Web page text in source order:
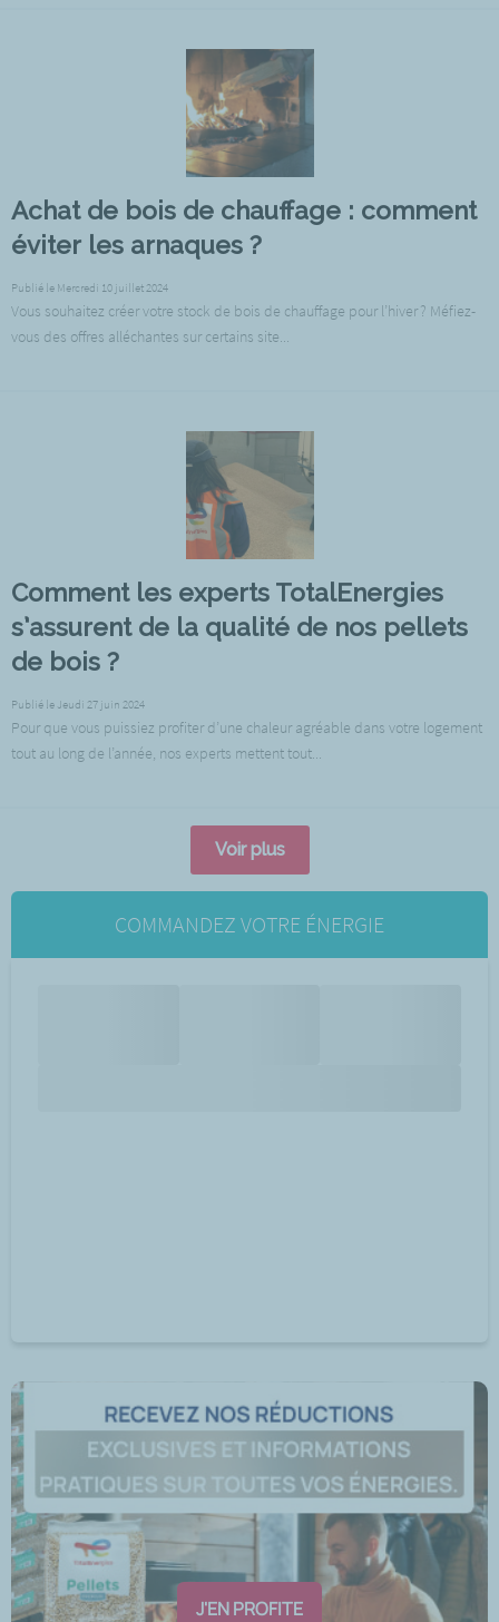
Achat de bois de chauffage : comment
éviter les arnaques ?
Publié le Mercredi 10 juillet 2024
Vous souhaitez créer votre stock de bois de chauffage pour l’hiver ? Méfiez-
vous des offres alléchantes sur certains site...
Comment les experts TotalEnergies
s’assurent de la qualité de nos pellets
de bois ?
Publié le Jeudi 27 juin 2024
Pour que vous puissiez profiter d’une chaleur agréable dans votre logement
tout au long de l’année, nos experts mettent tout...
Voir plus
COMMANDEZ VOTRE ÉNERGIE
J'EN PROFITE